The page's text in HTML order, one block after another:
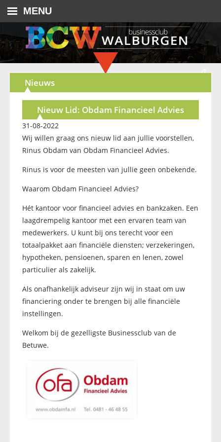
MENU
Nieuws
Nieuw Lid: Obdam Financieel Advies
31-08-2022
Wij willen graag ons nieuw lid aan jullie voorstellen,
Rinus Obdam van Obdam Financieel Advies.
Rinus is voor de meesten van jullie geen onbekende.
Waarom Obdam Financieel Advies?
Hét kantoor voor financieel advies en bankzaken. Een
laagdrempelig kantoor met een ervaren team van
medewerkers. U kunt bij ons terecht voor een
totaalpakket aan financiële diensten; verzekeringen,
hypotheken, pensioenen, sparen en lenen, zowel
particulier als zakelijk.
Als onafhankelijk adviseur zijn wij in staat om uw
financiering onder te brengen bij alle financiële
instellingen.
Welkom bij de gezelligste Businessclub van de
Betuwe.